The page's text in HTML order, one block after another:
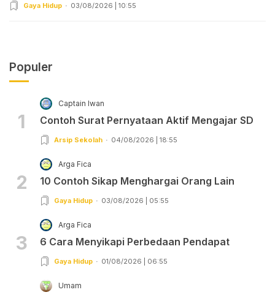
Gaya Hidup 03/08/2026 | 10:55
Populer
1
Captain Iwan
Contoh Surat Pernyataan Aktif Mengajar SD
Arsip Sekolah 04/08/2026 | 18:55
2
Arga Fica
10 Contoh Sikap Menghargai Orang Lain
Gaya Hidup 03/08/2026 | 05:55
3
Arga Fica
6 Cara Menyikapi Perbedaan Pendapat
Gaya Hidup 01/08/2026 | 06:55
Umam